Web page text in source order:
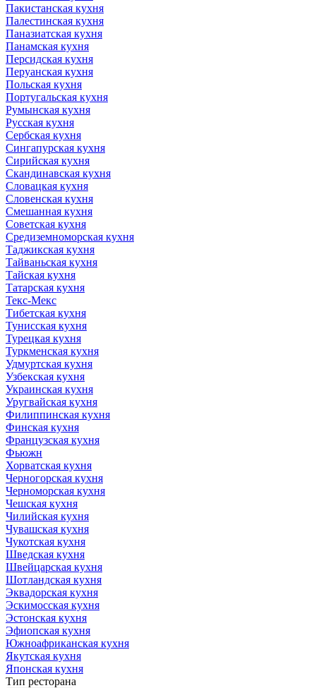
Пакистанская кухня
Палестинская кухня
Паназиатская кухня
Панамская кухня
Персидская кухня
Перуанская кухня
Польская кухня
Португальская кухня
Румынская кухня
Русская кухня
Сербская кухня
Сингапурская кухня
Сирийская кухня
Скандинавская кухня
Словацкая кухня
Словенская кухня
Смешанная кухня
Советская кухня
Средиземноморская кухня
Таджикская кухня
Тайваньская кухня
Тайская кухня
Татарская кухня
Текс-Мекс
Тибетская кухня
Тунисская кухня
Турецкая кухня
Туркменская кухня
Удмуртская кухня
Узбекская кухня
Украинская кухня
Уругвайская кухня
Филиппинская кухня
Финская кухня
Французская кухня
Фьюжн
Хорватская кухня
Черногорская кухня
Черноморская кухня
Чешская кухня
Чилийская кухня
Чувашская кухня
Чукотская кухня
Шведская кухня
Швейцарская кухня
Шотландская кухня
Эквадорская кухня
Эскимосская кухня
Эстонская кухня
Эфиопская кухня
Южноафриканская кухня
Якутская кухня
Японская кухня
Тип ресторана